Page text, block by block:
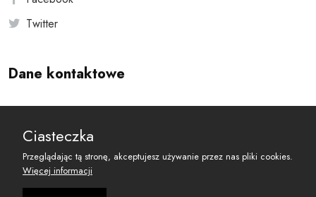
Twitter
Dane kontaktowe
reset@resetobywatelski.pl
Ciasteczka
Przeglądając tą stronę, akceptujesz używanie przez nas pliki cookies.
Więcej informacji